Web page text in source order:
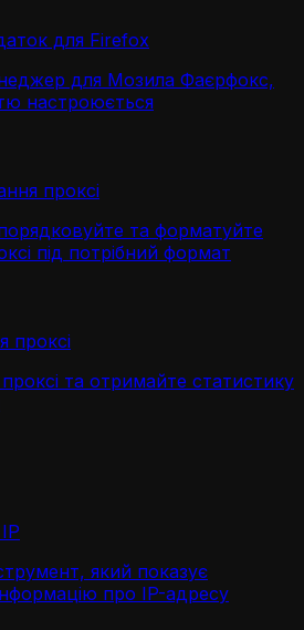
для Firefox
для Мозила Фаєрфокс,
настроюється
проксі
та форматуйте
під потрібний формат
проксі
та отримайте статистику
який показує
про IP-адресу